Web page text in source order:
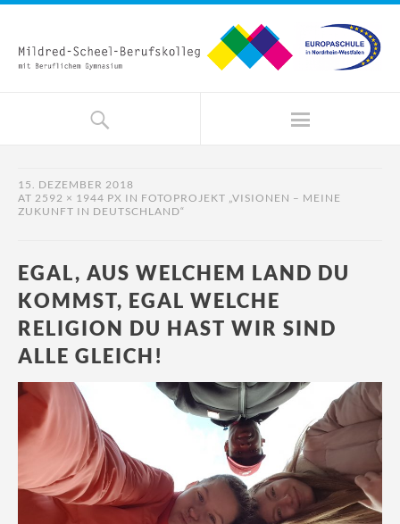
15. DEZEMBER 2018
AT 2592 × 1944 PX IN FOTOPROJEKT „VISIONEN – MEINE
ZUKUNFT IN DEUTSCHLAND“
EGAL, AUS WELCHEM LAND DU
KOMMST, EGAL WELCHE
RELIGION DU HAST WIR SIND
ALLE GLEICH!